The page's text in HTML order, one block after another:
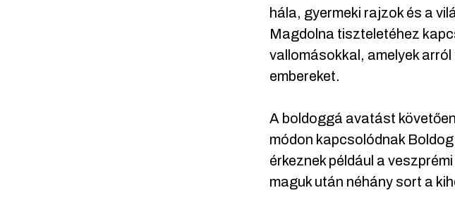
hála, gyermeki rajzok és a
Magdolna tiszteletéhez
vallomásokkal, amelyek
embereket.
A boldoggá avatást
módon kapcsolódnak
érkeznek például a
maguk után néhány sort a